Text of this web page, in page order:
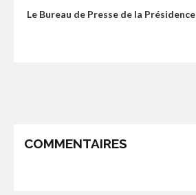
Le Bureau de Presse de la Présidence
COMMENTAIRES